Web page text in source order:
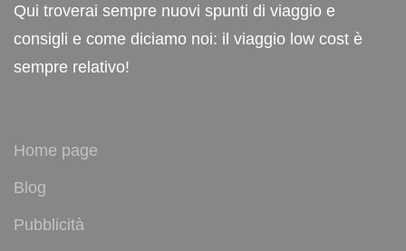
Qui troverai sempre nuovi spunti di viaggio e
consigli e come diciamo noi: il viaggio low cost è
sempre relativo!
Home page
Blog
Pubblicità